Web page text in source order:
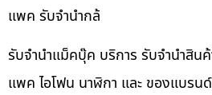
แพค รับจำนำกล้
รับจำนำแม็คบุ๊ค บริการ รับจำนำสิน
แพค ไอโฟน นาฬิกา และ ของแบรน